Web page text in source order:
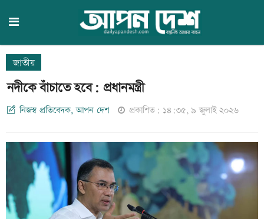
জাতীয়
নদীকে বাঁচাতে হবে: প্রধানমন্ত্রী
নিজস্ব প্রতিবেদক, আপন দেশ প্রকাশিত: ১৪:৩৫, ৯ জুলাই ২০২৬